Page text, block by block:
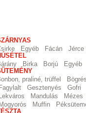
Egyéb Fácán
Jérce
Birka Borjú
Egyéb
praliné, trüffel
Fagylalt
Gesztenyés
Gofri
Lekváros
Mandulás
Mézes
Mogyorós
Muffin